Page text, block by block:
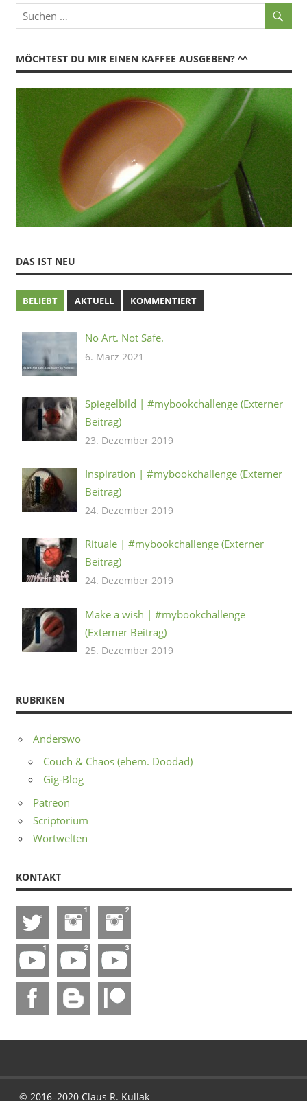
MÖCHTEST DU MIR EINEN KAFFEE AUSGEBEN? ^^
DAS IST NEU
BELIEBT AKTUELL KOMMENTIERT
No Art. Not Safe.
6. März 2021
Spiegelbild | #mybookchallenge (Externer
Beitrag)
23. Dezember 2019
Inspiration | #mybookchallenge (Externer
Beitrag)
24. Dezember 2019
Rituale | #mybookchallenge (Externer
Beitrag)
24. Dezember 2019
Make a wish | #mybookchallenge
(Externer Beitrag)
25. Dezember 2019
RUBRIKEN
Anderswo
Couch & Chaos (ehem. Doodad)
Gig-Blog
Patreon
Scriptorium
Wortwelten
KONTAKT
© 2016–2020 Claus R. Kullak